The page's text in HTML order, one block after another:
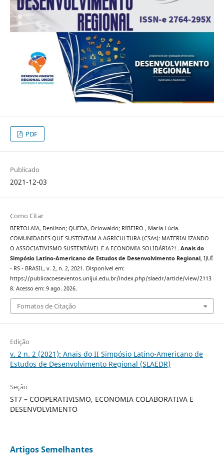
PDF
Publicado
2021-12-03
Como Citar
BERTOLAIA, Denilson; QUEDA, Oriowaldo; RIBEIRO , Maria Lúcia.
COMUNIDADES QUE SUSTENTAM A AGRICULTURA (CSAs): MATERIALIZANDO
O ASSOCIATIVISMO SUSTENTÁVEL E A ECONOMIA SOLIDÁRIA?! . Anais do
Simpósio Latino-Americano de Estudos de Desenvolvimento Regional, IJUÍ
- RS - BRASIL, v. 2, n. 2, 2021. Disponível em:
https://publicacoeseventos.unijui.edu.br/index.php/slaedr/article/view/2113
8. Acesso em: 9 ago. 2026.
Fomatos de Citação
Edição
v. 2 n. 2 (2021): Anais do II Simpósio Latino-Americano de
Estudos de Desenvolvimento Regional (SLAEDR)
Seção
ST7 – COOPERATIVISMO, ECONOMIA COLABORATIVA E
DESENVOLVIMENTO
Artigos Semelhantes